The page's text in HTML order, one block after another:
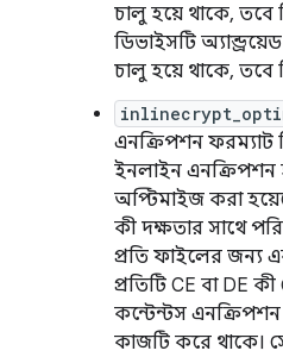
চালু হয়ে থাকে,
ডিভাইসটি
চালু হয়ে থাকে, তবে
এনক্রিপশন ফরম্যাট
ইনলাইন এনক্রিপশন
অপ্টিমাইজ করা
কী দক্ষতার সাথে
প্রতি ফাইলের জন্য
প্রতিটি CE বা DE
কন্টেন্টস
কাজটি করে থাকে।